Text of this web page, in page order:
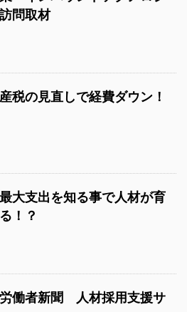
問取材
税の見直しで経費ダウン！
大支出を知る事で人材が育
！？
働者新聞 人材採用支援サ